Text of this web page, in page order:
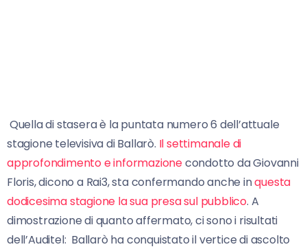
Quella di stasera è la puntata numero 6 dell’attuale
stagione televisiva di Ballarò. Il settimanale di
approfondimento e informazionecondotto da Giovanni
Floris, dicono a Rai3, sta confermando anche inquesta
dodicesima stagione la sua presa sul pubblico. A
dimostrazione di quanto affermato, ci sono i risultati
dell’Auditel: Ballarò ha conquistato il vertice di ascolto